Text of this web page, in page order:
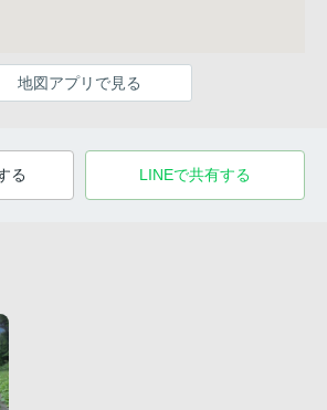
地図アプリで見る
る LINEで共有する